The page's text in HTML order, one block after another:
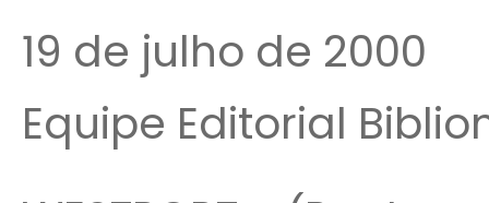
19 de julho de 2000
Equipe Editorial